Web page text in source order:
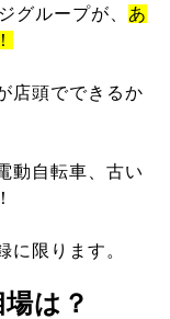
グループが、 あ
店頭でできるか
動自転車、古い
限ります。
は？